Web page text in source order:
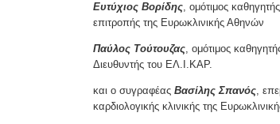
Eυτύχιος Βορίδης, ομότιμος
επιτροπής της Ευρωκλινικής Αθηνών
Παύλος Τούτουζας, ομότιμος
Διευθυντής του ΕΛ.Ι.ΚΑΡ.
και ο συγραφέας Βασίλης Σπανός,
καρδιολογικής κλινικής της